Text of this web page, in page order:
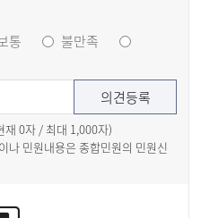
통
불만족
재 0자 / 최대 1,000자)
나 민원내용은 종합민원의 민원신